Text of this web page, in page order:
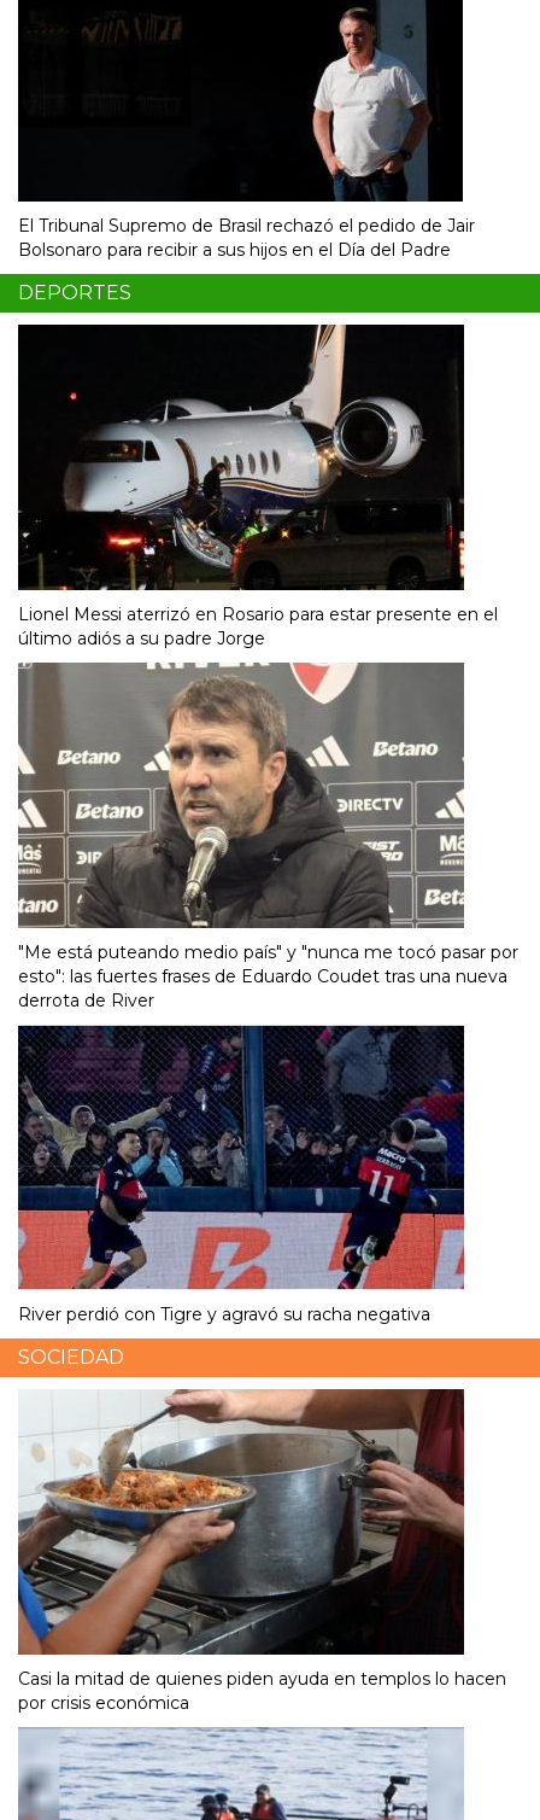
El Tribunal Supremo de Brasil rechazó el pedido de Jair
Bolsonaro para recibir a sus hijos en el Día del Padre
DEPORTES
Lionel Messi aterrizó en Rosario para estar presente en el
último adiós a su padre Jorge
"Me está puteando medio país" y "nunca me tocó pasar por
esto": las fuertes frases de Eduardo Coudet tras una nueva
derrota de River
River perdió con Tigre y agravó su racha negativa
SOCIEDAD
Casi la mitad de quienes piden ayuda en templos lo hacen
por crisis económica